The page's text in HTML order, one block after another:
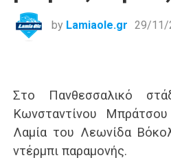
by Lamiaole.gr 29/11/
Στο Πανθεσσαλικό
Κωνσταντίνου
Λαμία του Λεωνίδα
ντέρμπι παραμονής.